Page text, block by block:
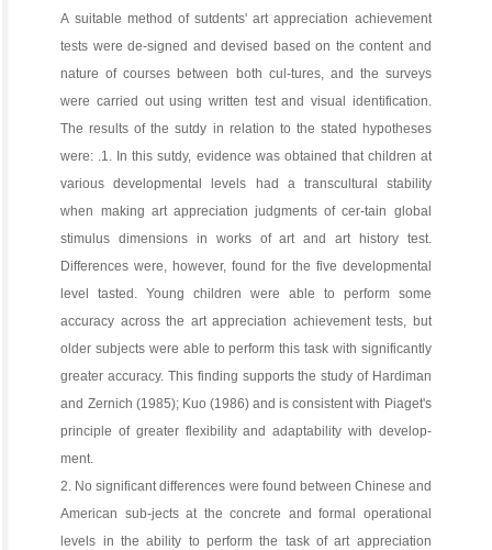
A suitable method of sutdents' art appreciation achievement
tests were de-signed and devised based on the content and
nature of courses between both cul-tures, and the surveys
were carried out using written test and visual identification.
The results of the sutdy in relation to the stated hypotheses
were: .1. In this sutdy, evidence was obtained that children at
various developmental levels had a transcultural stability
when making art appreciation judgments of cer-tain global
stimulus dimensions in works of art and art history test.
Differences were, however, found for the five developmental
level tasted. Young children were able to perform some
accuracy across the art appreciation achievement tests, but
older subjects were able to perform this task with significantly
greater accuracy. This finding supports the study of Hardiman
and Zernich (1985); Kuo (1986) and is consistent with Piaget's
principle of greater flexibility and adaptability with develop-
ment.
2. No significant differences were found between Chinese and
American sub-jects at the concrete and formal operational
levels in the ability to perform the task of art appreciation